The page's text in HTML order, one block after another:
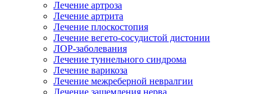
Лечение артроза
Лечение артрита
Лечение плоскостопия
Лечение вегето-сосудистой дистонии
ЛОР-заболевания
Лечение туннельного синдрома
Лечение варикоза
Лечение межреберной невралгии
Лечение защемления нерва